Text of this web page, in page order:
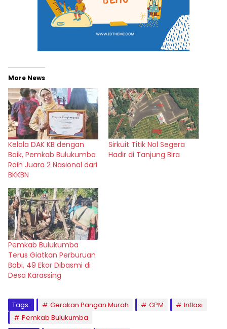
More News
Kelola DAK KB dengan
Baik, Pemkab Bulukumba
Raih Juara 2 Nasional dari
BKKBN
Sirkuit Titik Nol Segera
Hadir di Tanjung Bira
Pemkab Bulukumba
Terus Giatkan Perburuan
Babi, 49 Ekor Dibasmi di
Desa Karassing
Tags: Gerakan Pangan Murah GPM
Inflasi
Pemkab Bulukumba